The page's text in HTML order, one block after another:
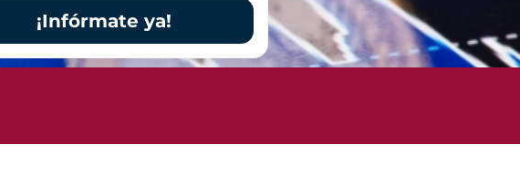
¡Infórmate ya!